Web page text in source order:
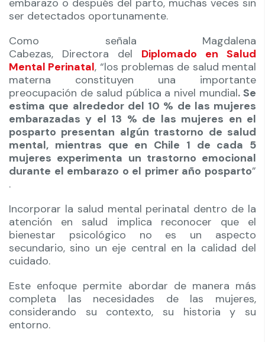
embarazo o después del parto, muchas veces sin
ser detectados oportunamente.
Como señala Magdalena
Cabezas, Directora del Diplomado en Salud
Mental Perinatal, “los problemas de salud mental
materna constituyen una importante
preocupación de salud pública a nivel mundial. Se
estima que alrededor del 10 % de las mujeres
embarazadas y el 13 % de las mujeres en el
posparto presentan algún trastorno de salud
mental, mientras que en Chile 1 de cada 5
mujeres experimenta un trastorno emocional
durante el embarazo o el primer año posparto”
.
Incorporar la salud mental perinatal dentro de la
atención en salud implica reconocer que el
bienestar psicológico no es un aspecto
secundario, sino un eje central en la calidad del
cuidado.
Este enfoque permite abordar de manera más
completa las necesidades de las mujeres,
considerando su contexto, su historia y su
entorno.